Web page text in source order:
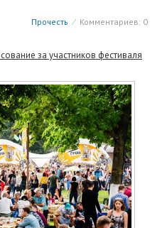
Прочесть ⁄ Комментариев: 0
за участников фестиваля